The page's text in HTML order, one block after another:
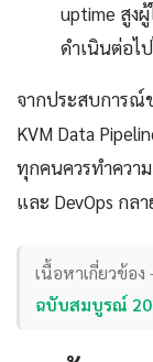
uptime สูง
ดำเนินต่อไ
จากประสบการณ์
KVM Data
ทุกคนควรทำความ
และ DevOps กล
เนื้อหาเกี่ยวข้อ
ฉบับสมบูรณ์